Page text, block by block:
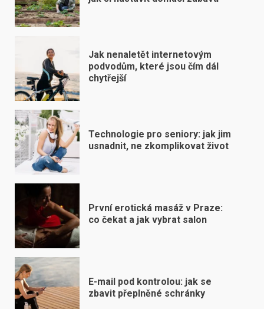
Jak nenaletět internetovým
podvodům, které jsou čím dál
chytřejší
Technologie pro seniory: jak jim
usnadnit, ne zkomplikovat život
První erotická masáž v Praze:
co čekat a jak vybrat salon
E-mail pod kontrolou: jak se
zbavit přeplněné schránky